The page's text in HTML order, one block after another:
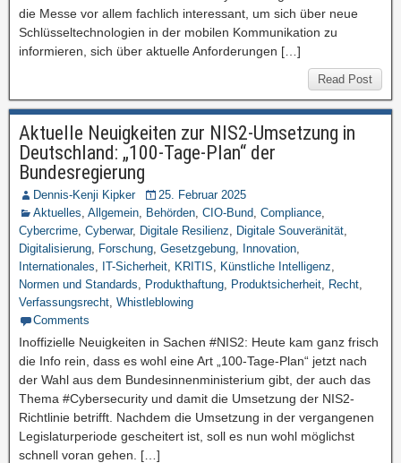
die Messe vor allem fachlich interessant, um sich über neue
Schlüsseltechnologien in der mobilen Kommunikation zu
informieren, sich über aktuelle Anforderungen […]
Read Post
Aktuelle Neuigkeiten zur NIS2-Umsetzung in
Deutschland: „100-Tage-Plan“ der
Bundesregierung
Dennis-Kenji Kipker
25. Februar 2025
Aktuelles, Allgemein, Behörden, CIO-Bund, Compliance,
Cybercrime, Cyberwar, Digitale Resilienz, Digitale Souveränität,
Digitalisierung, Forschung, Gesetzgebung, Innovation,
Internationales, IT-Sicherheit, KRITIS, Künstliche Intelligenz,
Normen und Standards, Produkthaftung, Produktsicherheit, Recht,
Verfassungsrecht, Whistleblowing
Comments
Inoffizielle Neuigkeiten in Sachen #NIS2: Heute kam ganz frisch
die Info rein, dass es wohl eine Art „100-Tage-Plan“ jetzt nach
der Wahl aus dem Bundesinnenministerium gibt, der auch das
Thema #Cybersecurity und damit die Umsetzung der NIS2-
Richtlinie betrifft. Nachdem die Umsetzung in der vergangenen
Legislaturperiode gescheitert ist, soll es nun wohl möglichst
schnell voran gehen. […]